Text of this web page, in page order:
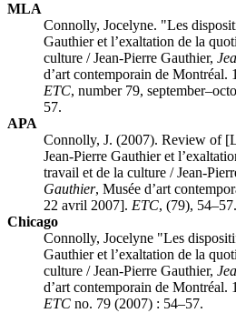
MLA
Connolly, Jocelyne. "Les
Gauthier et l’exaltation de la
culture / Jean-Pierre Gauthier,
d’art contemporain de
ETC, number 79,
57.
APA
Connolly, J. (2007). Review of
Jean-Pierre Gauthier et
travail et de la culture / Jean-
Gauthier, Musée d’art
22 avril 2007]. ETC, (79), 54–57.
Chicago
Connolly, Jocelyne "Les
Gauthier et l’exaltation de la
culture / Jean-Pierre Gauthier,
d’art contemporain de
ETC no. 79 (2007) : 54–57.